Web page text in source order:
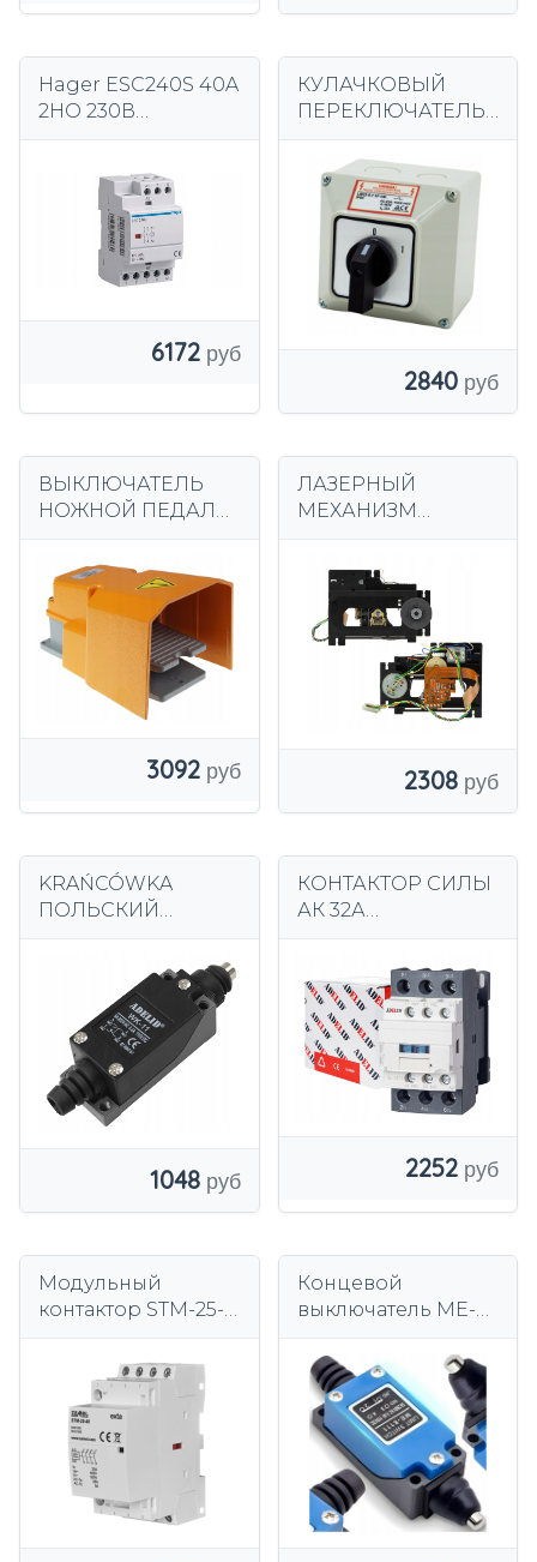
Hager ESC240S 40A
2НО 230В
контактор
6172
КУЛАЧКОВЫЙ
ПЕРЕКЛЮЧАТЕЛЬ
КОРПУСЕ IP65
2840
ВЫКЛЮЧАТЕЛЬ
НОЖНОЙ ПЕДАЛИ
ЗАСТРОЙКОЙ 15A
P1-PZ
3092
ЛАЗЕРНЫЙ
МЕХАНИЗМ
CDM1201 CDM12.1
2308
KRAŃCÓWKA
ПОЛЬСКИЙ
ХВОСТОВИКОМ
1048
КОНТАКТОР СИЛЫ
АК 32А
С КАТУШКОЙ 230В
АК 3П 1НО 1НК
2252
Модульный
контактор STM-25-
Концевой
выключатель ME-
штоком WK-11